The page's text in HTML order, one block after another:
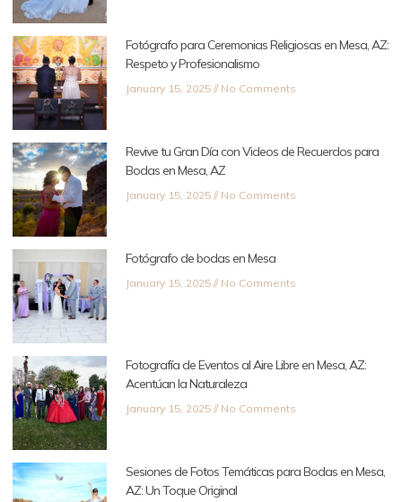
Fotógrafo para Ceremonias Religiosas en Mesa, AZ:
Respeto y Profesionalismo
January 15, 2025 No Comments
Revive tu Gran Día con Videos de Recuerdos para
Bodas en Mesa, AZ
January 15, 2025 No Comments
Fotógrafo de bodas en Mesa
January 15, 2025 No Comments
Fotografía de Eventos al Aire Libre en Mesa, AZ:
Acentúan la Naturaleza
January 15, 2025 No Comments
Sesiones de Fotos Temáticas para Bodas en Mesa,
AZ: Un Toque Original